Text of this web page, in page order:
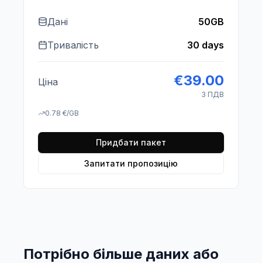
Дані
50GB
Тривалість
30 days
Ціна €39.00
З ПДВ
0.78 €/GB
Придбати пакет
Запитати пропозицію
Потрібно більше даних або